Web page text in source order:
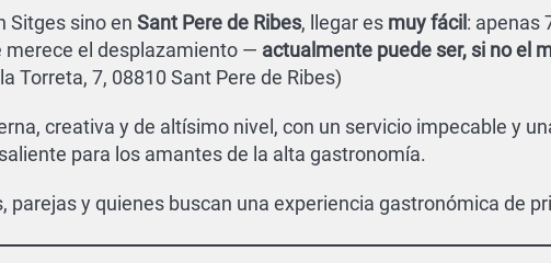
Sitges sino en Sant Pere de Ribes, llegar es muy fácil : apenas
merece el desplazamiento — actualmente puede ser, si no el
Torreta, 7, 08810 Sant Pere de Ribes)
creativa y de altísimo nivel, con un servicio impecable y
para los amantes de la alta gastronomía.
parejas y quienes buscan una experiencia gastronómica de